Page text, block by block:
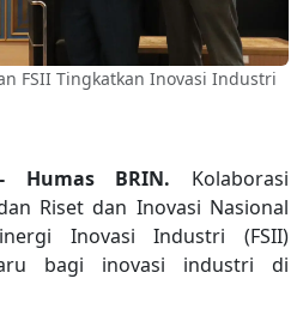
FSII Tingkatkan Inovasi Industri
Humas BRIN. Kolaborasi
Riset dan Inovasi Nasional
Inovasi Industri (FSII)
bagi inovasi industri di